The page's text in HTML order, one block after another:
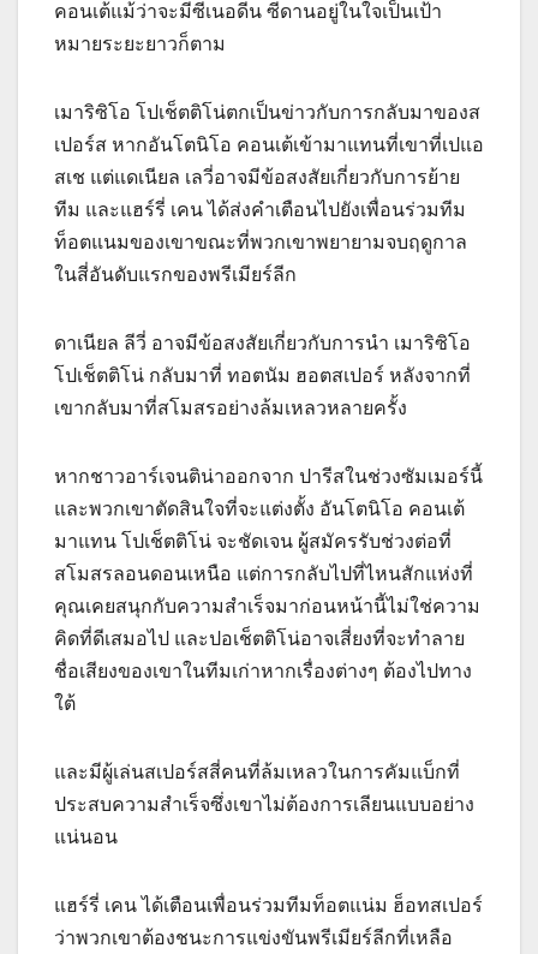
คอนเต้แม้ว่าจะมีซีเนอดีน ซีดานอยู่ในใจเป็นเป้า
หมายระยะยาวก็ตาม
เมาริซิโอ โปเช็ตติโน่ตกเป็นข่าวกับการกลับมาของส
เปอร์ส หากอันโตนิโอ คอนเต้เข้ามาแทนที่เขาที่เปแอ
สเช แต่แดเนียล เลวี่อาจมีข้อสงสัยเกี่ยวกับการย้าย
ทีม และแฮร์รี่ เคน ได้ส่งคำเตือนไปยังเพื่อนร่วมทีม
ท็อตแนมของเขาขณะที่พวกเขาพยายามจบฤดูกาล
ในสี่อันดับแรกของพรีเมียร์ลีก
ดาเนียล ลีวี่ อาจมีข้อสงสัยเกี่ยวกับการนำ เมาริซิโอ
โปเช็ตติโน่ กลับมาที่ ทอตนัม ฮอตสเปอร์ หลังจากที่
เขากลับมาที่สโมสรอย่างล้มเหลวหลายครั้ง
หากชาวอาร์เจนติน่าออกจาก ปารีสในช่วงซัมเมอร์นี้
และพวกเขาตัดสินใจที่จะแต่งตั้ง อันโตนิโอ คอนเต้
มาแทน โปเช็ตติโน่ จะชัดเจน ผู้สมัครรับช่วงต่อที่
สโมสรลอนดอนเหนือ แต่การกลับไปที่ไหนสักแห่งที่
คุณเคยสนุกกับความสำเร็จมาก่อนหน้านี้ไม่ใช่ความ
คิดที่ดีเสมอไป และปอเช็ตติโน่อาจเสี่ยงที่จะทำลาย
ชื่อเสียงของเขาในทีมเก่าหากเรื่องต่างๆ ต้องไปทาง
ใต้
และมีผู้เล่นสเปอร์สสี่คนที่ล้มเหลวในการคัมแบ็กที่
ประสบความสำเร็จซึ่งเขาไม่ต้องการเลียนแบบอย่าง
แน่นอน
แฮร์รี่ เคน ได้เตือนเพื่อนร่วมทีมท็อตแน่ม ฮ็อทสเปอร์
ว่าพวกเขาต้องชนะการแข่งขันพรีเมียร์ลีกที่เหลือ